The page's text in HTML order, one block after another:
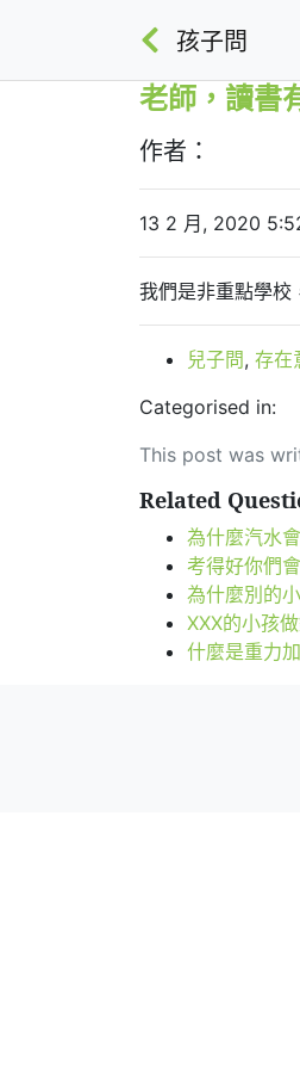
孩子問
老師，讀書
作者：
13 2 月, 2020
我們是非重點學校
兒子問, 存在
Categorised in:
This post was
Related
為什麼汽水
考得好你們
為什麼別的
XXX的小孩
什麼是重力